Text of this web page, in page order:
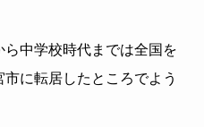
中学校時代までは全国を
に転居したところでよう